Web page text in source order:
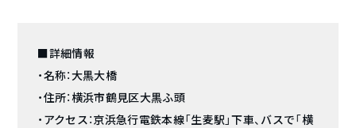
■詳細情報
・名称：大黒大橋
・住所：横浜市鶴見区大黒ふ頭
・アクセス：京浜急行電鉄本線「生麦駅」下車、バスで「横